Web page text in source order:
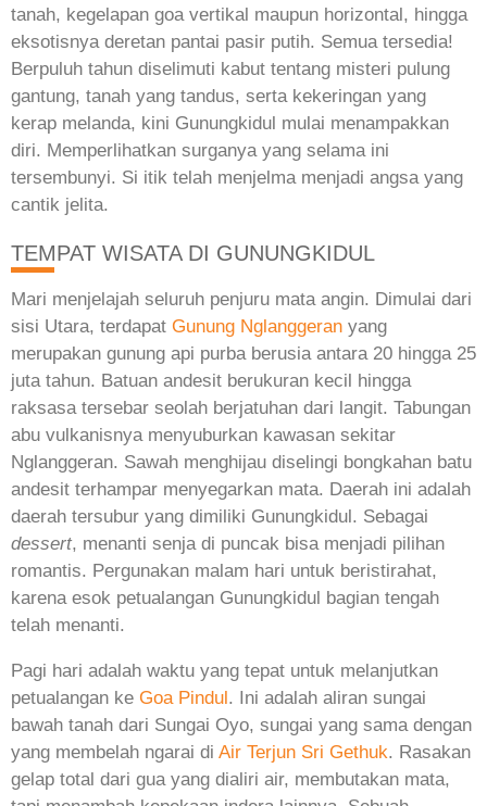
tanah, kegelapan goa vertikal maupun horizontal, hingga
eksotisnya deretan pantai pasir putih. Semua tersedia!
Berpuluh tahun diselimuti kabut tentang misteri pulung
gantung, tanah yang tandus, serta kekeringan yang
kerap melanda, kini Gunungkidul mulai menampakkan
diri. Memperlihatkan surganya yang selama ini
tersembunyi. Si itik telah menjelma menjadi angsa yang
cantik jelita.
TEMPAT WISATA DI GUNUNGKIDUL
Mari menjelajah seluruh penjuru mata angin. Dimulai dari
sisi Utara, terdapat Gunung Nglanggeran yang
merupakan gunung api purba berusia antara 20 hingga 25
juta tahun. Batuan andesit berukuran kecil hingga
raksasa tersebar seolah berjatuhan dari langit. Tabungan
abu vulkanisnya menyuburkan kawasan sekitar
Nglanggeran. Sawah menghijau diselingi bongkahan batu
andesit terhampar menyegarkan mata. Daerah ini adalah
daerah tersubur yang dimiliki Gunungkidul. Sebagai
dessert, menanti senja di puncak bisa menjadi pilihan
romantis. Pergunakan malam hari untuk beristirahat,
karena esok petualangan Gunungkidul bagian tengah
telah menanti.
Pagi hari adalah waktu yang tepat untuk melanjutkan
petualangan ke Goa Pindul . Ini adalah aliran sungai
bawah tanah dari Sungai Oyo, sungai yang sama dengan
yang membelah ngarai di Air Terjun Sri Gethuk. Rasakan
gelap total dari gua yang dialiri air, membutakan mata,